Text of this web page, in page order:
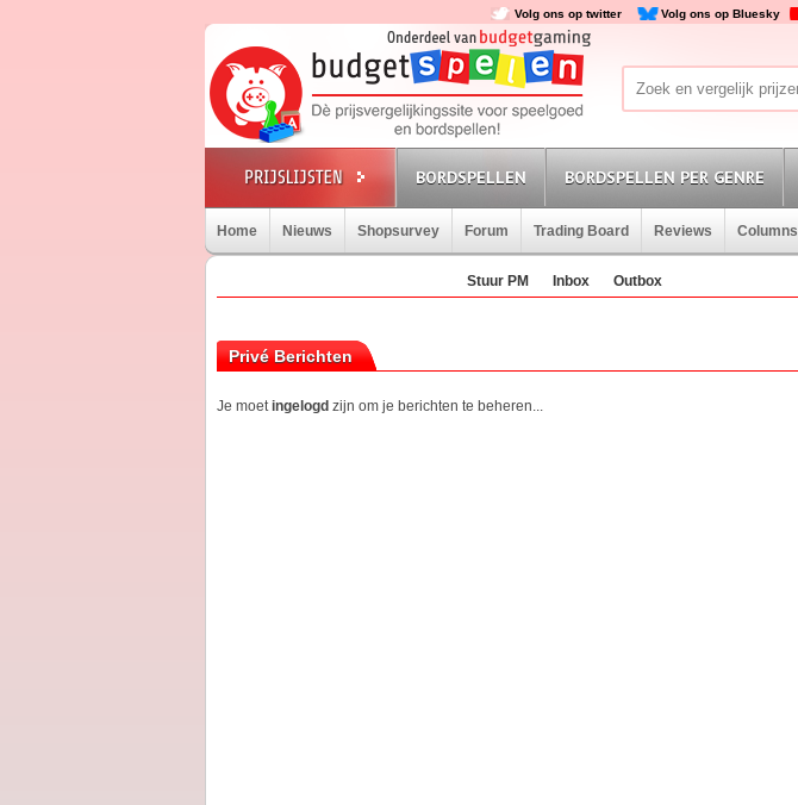
Volg ons op twitter Volg ons op Bluesky
BORDSPELLEN BORDSPELLEN PER GENRE
Home Nieuws Shopsurvey Forum Trading Board Reviews Columns
Stuur PM Inbox Outbox
Privé Berichten
Je moetingelogd zijn om je berichten te beheren...